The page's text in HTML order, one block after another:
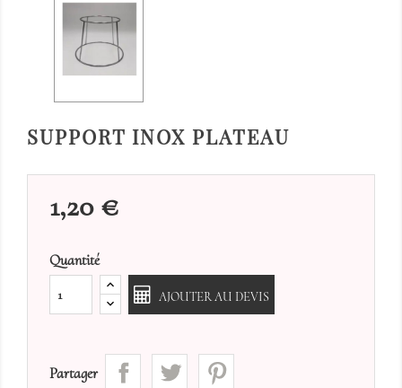
SUPPORT INOX PLATEAU
1,20 €
Quantité
AJOUTER AU DEVIS
Partager